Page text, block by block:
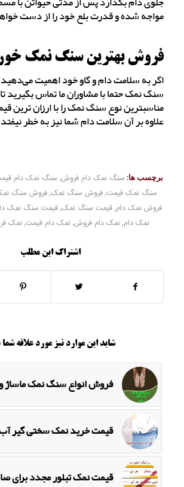
مواجه شده و قدرت بلع خود را از دست
فروش بهترین سنگ نمک
اگر به سلامت دام و گاو خود اهمیت می‌دهید
سنگ نمک حتما با مشاوران ما تماس بگیرید
مناسبترین نوع سنگ نمک را با ارزان ترین
علاوه بر آن سلامت دام شما نیز به خطر
برچسب ها: سنگ نمک دام فروش, سنگ نمک دام
سنگ نمک قیمت,فروش سنگ نمک,فروش سنگ
فروش نمک دام, قیمت سنگ نمک, قیمت سنگ نمک
نمک دام,نمک دام فروش,نمک دام قیمت,نمک
اشتراک این مطلب
شاید این موارد نیز مورد علاقه شما
فروش انواع سنگ نمک ماساژ
قیمت خرید نمک سختی گیر
قیمت نمک تبلور مجدد برای